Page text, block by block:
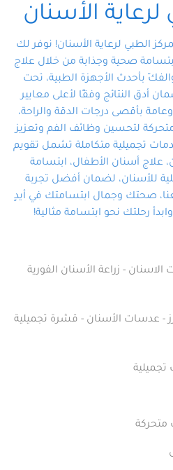
وتضمن لك حلاً شاملًا لجميع
المتخصص ذوي الخبرة، ستجد نفسك
في أيد أمينة تلبي احتياجاتك بكل
احترافية ودقة.
لرعاية الأسنان
الطبي لرعاية الأسنان! نوفر لك
صحية وجذابة من خلال علاج
بأحدث الأجهزة الطبية، تحت
أدق النتائج وفقًا لأعلى معايير
بأقصى درجات الدقة والراحة،
لتحسين وظائف الفم وتعزيز
تجميلية متكاملة تشمل تقويم
علاج أسنان الأطفال، ابتسامة
للأسنان، لضمان أفضل تجربة
صحتك وجمال ابتسامتك في أيدٍ
رحلتك نحو ابتسامة مثالية!
- زراعة الأسنان الفورية
- عدسات الأسنان - قشرة تجميلية
متحركة